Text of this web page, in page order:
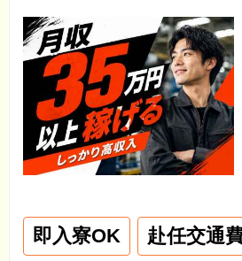
即入寮OK 赴任交通